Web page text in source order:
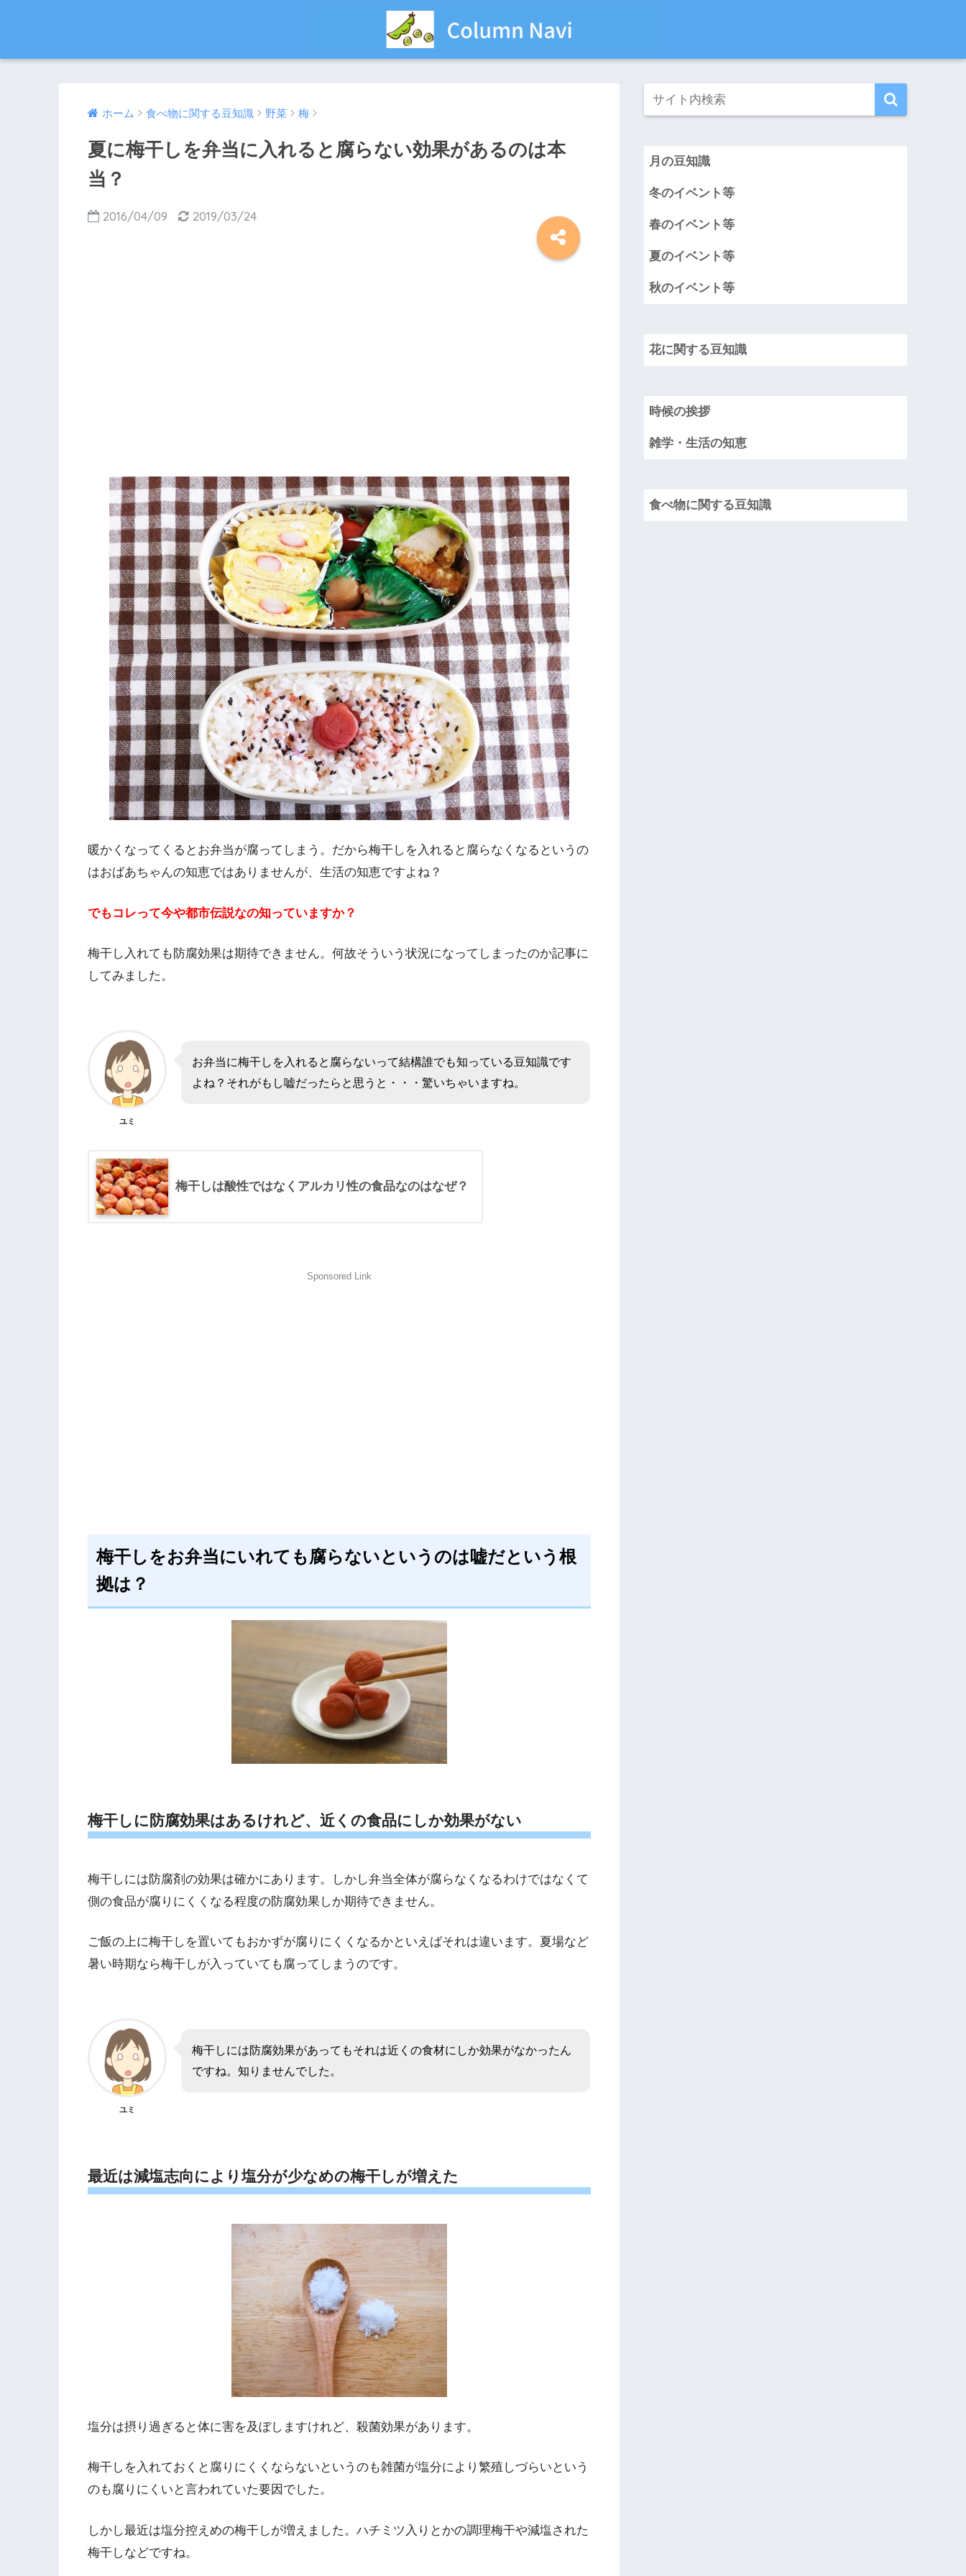
ホーム 食べ物に関する豆知識 野菜 梅
夏に梅干しを弁当に入れると腐らない効果があるのは本
当？
2016/04/09 2019/03/24
暖かくなってくるとお弁当が腐ってしまう。だから梅干しを入れると腐らなくなるというの
はおばあちゃんの知恵ではありませんが、生活の知恵ですよね？
でもコレって今や都市伝説なの知っていますか？
梅干し入れても防腐効果は期待できません。何故そういう状況になってしまったのか記事に
してみました。
ユミ
お弁当に梅干しを入れると腐らないって結構誰でも知っている豆知識です
よね？それがもし嘘だったらと思うと・・・驚いちゃいますね。
梅干しは酸性ではなくアルカリ性の食品なのはなぜ？
Sponsored Link
梅干しをお弁当にいれても腐らないというのは嘘だという根
拠は？
梅干しに防腐効果はあるけれど、近くの食品にしか効果がない
梅干しには防腐剤の効果は確かにあります。しかし弁当全体が腐らなくなるわけではなくて
側の食品が腐りにくくなる程度の防腐効果しか期待できません。
ご飯の上に梅干しを置いてもおかずが腐りにくくなるかといえばそれは違います。夏場など
暑い時期なら梅干しが入っていても腐ってしまうのです。
ユミ
梅干しには防腐効果があってもそれは近くの食材にしか効果がなかったん
ですね。知りませんでした。
最近は減塩志向により塩分が少なめの梅干しが増えた
塩分は摂り過ぎると体に害を及ぼしますけれど、殺菌効果があります。
梅干しを入れておくと腐りにくくならないというのも雑菌が塩分により繁殖しづらいという
のも腐りにくいと言われていた要因でした。
しかし最近は塩分控えめの梅干しが増えました。ハチミツ入りとかの調理梅干や減塩された
梅干しなどですね。
月の豆知識
冬のイベント等
春のイベント等
夏のイベント等
秋のイベント等
花に関する豆知識
時候の挨拶
雑学・生活の知恵
食べ物に関する豆知識